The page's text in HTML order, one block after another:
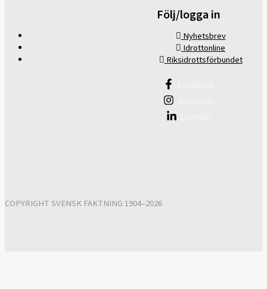
Följ/logga in
Nyhetsbrev
Idrottonline
Riksidrottsförbundet
COPYRIGHT SVENSK FÄKTNING 1904–2026